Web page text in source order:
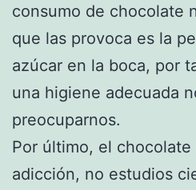
consumo de chocolate
que las provoca es la
azúcar en la boca, por
una higiene adecuada
preocuparnos.
Por último, el chocolate
adicción, no estudios